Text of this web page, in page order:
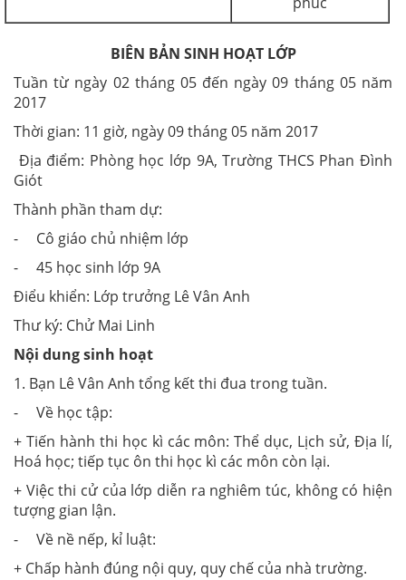
BIÊN BẢN SINH HOẠT LỚP
Tuần từ ngày 02 tháng 05 đến ngày 09 tháng 05 năm
2017
Thời gian: 11 giờ, ngày 09 tháng 05 năm 2017
Địa điểm: Phòng học lớp 9A, Trường THCS Phan Đình
Giót
Thành phần tham dự:
- Cô giáo chủ nhiệm lớp
- 45 học sinh lớp 9A
Điểu khiển: Lớp trưởng Lê Vân Anh
Thư ký: Chử Mai Linh
Nội dung sinh hoạt
1. Bạn Lê Vân Anh tổng kết thi đua trong tuần.
- Về học tập:
+ Tiến hành thi học kì các môn: Thể dục, Lịch sử, Địa lí,
Hoá học; tiếp tục ôn thi học kì các môn còn lại.
+ Việc thi cử của lớp diễn ra nghiêm túc, không có hiện
tượng gian lận.
- Về nề nếp, kỉ luật:
+ Chấp hành đúng nội quy, quy chế của nhà trường.